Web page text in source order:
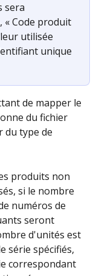
sera
« Code produit
utilisée
unique
de mapper le
du fichier
du type de
produits non
si le nombre
numéros de
seront
d'unités est
série spécifiés,
correspondant